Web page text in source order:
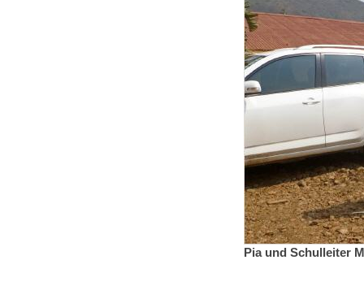
Pia und Schulleiter